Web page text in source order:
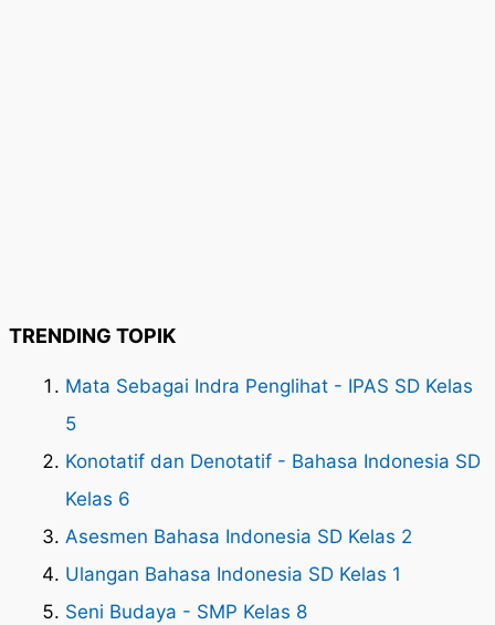
TRENDING TOPIK
Mata Sebagai Indra Penglihat - IPAS SD Kelas
5
Konotatif dan Denotatif - Bahasa Indonesia SD
Kelas 6
Asesmen Bahasa Indonesia SD Kelas 2
Ulangan Bahasa Indonesia SD Kelas 1
Seni Budaya - SMP Kelas 8